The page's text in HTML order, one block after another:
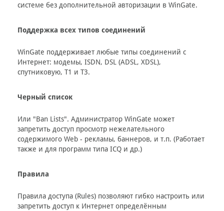
системе без дополнительной авторизации в WinGate.
Поддержка всех типов соединений
WinGate поддерживает любые типы соединений с
Интернет: модемы, ISDN, DSL (ADSL, XDSL),
спутниковую, T1 и T3.
Черный список
Или "Ban Lists". Администратор WinGate может
запретить доступ просмотр нежелательного
содержимого Web - рекламы, баннеров, и т.п. (Работает
также и для программ типа ICQ и др.)
Правила
Правила доступа (Rules) позволяют гибко настроить или
запретить доступ к Интернет определённым